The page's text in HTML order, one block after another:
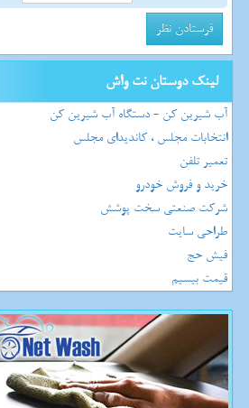
لینک دوستان نت واش
آب شیرین کن - دستگاه آب شیرین کن
انتخابات مجلس ، کاندیدای مجلس
تعمیر تلفن
خرید و فروش خودرو
شرکت صنعتی سخت پوشش
طراحی سایت
فیش حج
قیمت بیسیم